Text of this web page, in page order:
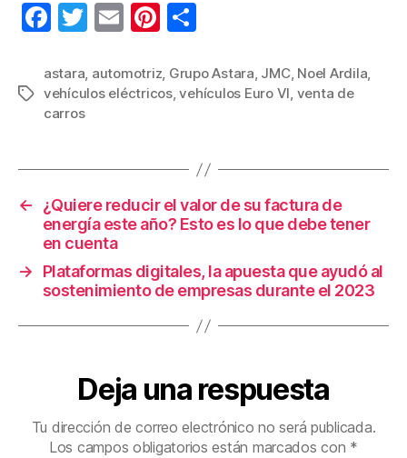
F
c
e
o
o
k
T
tt
er
E
ail
Pi
er
e
m
p
tir
Etiquetas
astara, automotriz, Grupo Astara, JMC, Noel Ardila,
vehículos eléctricos,vehículos Euro VI, venta de
carros
←
¿Quiere reducir el valor de su factura de
energía este año? Esto es lo que debe tener
en cuenta
→
Plataformas digitales, la apuesta que ayudó al
sostenimiento de empresas durante el 2023
Deja una respuesta
Tu dirección de correo electrónico no será publicada.
Los campos obligatorios están marcados con *